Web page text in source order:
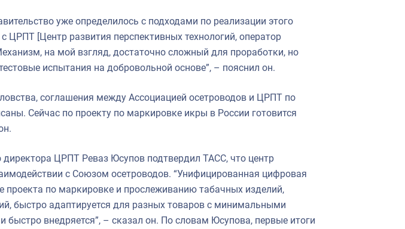
уже определилось с подходами по реализации этого
ЦРПТ [Центр развития перспективных технологий, оператор
на мой взгляд, достаточно сложный для проработки, но
испытания на добровольной основе”, – пояснил он.
соглашения между Ассоциацией осетроводов и ЦРПТ по
Сейчас по проекту по маркировке икры в России готовится
директора ЦРПТ Реваз Юсупов подтвердил ТАСС, что центр
с Союзом осетроводов. “Унифицированная цифровая
проекта по маркировке и прослеживанию табачных изделий,
быстро адаптируется для разных товаров с минимальными
быстро внедряется”, – сказал он. По словам Юсупова, первые итоги